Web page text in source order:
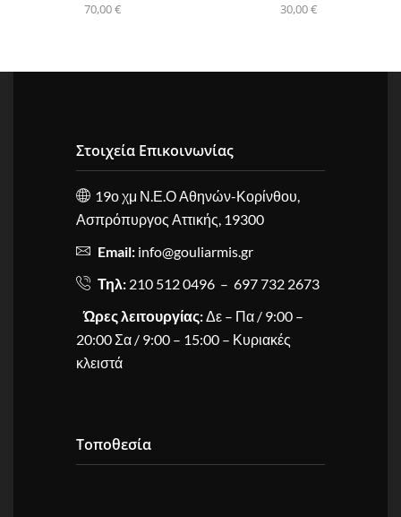
70,00€ 30,00€
Στοιχεία Επικοινωνίας
19ο χμ Ν.Ε.Ο Αθηνών-Κορίνθου,
Ασπρόπυργος Αττικής, 19300
Email: info@gouliarmis.gr
Τηλ: 210 512 0496 – 697 732 2673
Ώρες λειτουργίας:Δε – Πα / 9:00 –
20:00 Σα / 9:00 – 15:00 – Κυριακές
κλειστά
Τοποθεσία